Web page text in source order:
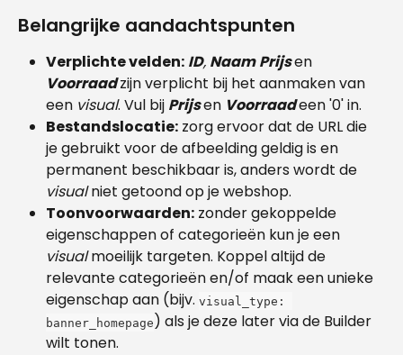
Belangrijke aandachtspunten
Verplichte velden: ID, Naam Prijs en
Voorraad zijn verplicht bij het aanmaken van
een visual. Vul bij Prijs en Voorraad een '0' in.
Bestandslocatie: zorg ervoor dat de URL die
je gebruikt voor de afbeelding geldig is en
permanent beschikbaar is, anders wordt de
visual niet getoond op je webshop.
Toonvoorwaarden: zonder gekoppelde
eigenschappen of categorieën kun je een
visual moeilijk targeten. Koppel altijd de
relevante categorieën en/of maak een unieke
eigenschap aan (bijv. visual_type:
banner_homepage ) als je deze later via de Builder
wilt tonen.